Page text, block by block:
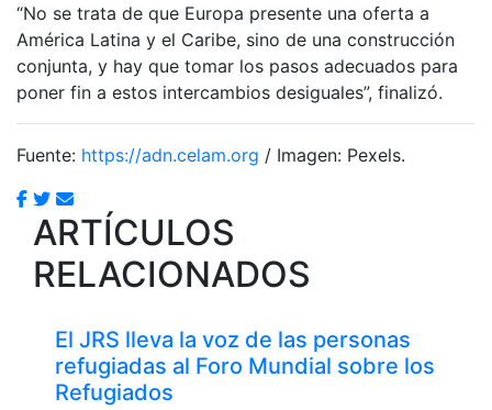
“No se trata de que Europa presente una oferta a
América Latina y el Caribe, sino de una construcción
conjunta, y hay que tomar los pasos adecuados para
poner fin a estos intercambios desiguales”, finalizó.
Fuente: https://adn.celam.org / Imagen: Pexels.
ARTÍCULOS
RELACIONADOS
El JRS lleva la voz de las personas
refugiadas al Foro Mundial sobre los
Refugiados